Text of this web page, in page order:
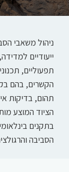
ניהול משאבי
ייעודיים
תפעוליים,
הקשרים, בהם
תהום, בדיקות
הציוד המוצע
בתקנים
הסביבה